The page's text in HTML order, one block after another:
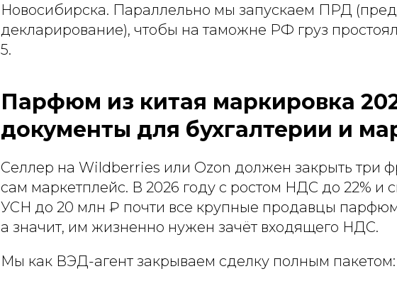
Новосибирска. Параллельно мы запускаем ПРД
декларирование), чтобы на таможне РФ груз простоял
5.
Парфюм из китая маркировка
документы для бухгалтерии и
Селлер на Wildberries или Ozon должен закрыть три
сам маркетплейс. В 2026 году с ростом НДС до 22% и
УСН до 20 млн ₽ почти все крупные продавцы
а значит, им жизненно нужен зачёт входящего НДС.
Мы как ВЭД-агент закрываем сделку полным пакетом: